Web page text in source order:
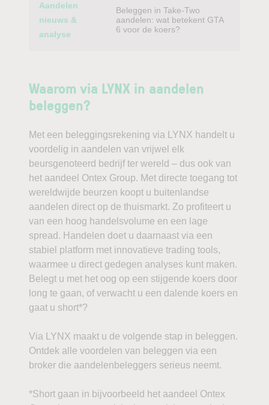
Aandelen
nieuws &
analyse
Beleggen in Take-Two
aandelen: wat betekent GTA
6 voor de koers?
Waarom via LYNX in aandelen
beleggen?
Met een beleggingsrekening via LYNX handelt u
voordelig in aandelen van vrijwel elk
beursgenoteerd bedrijf ter wereld – dus ook van
het aandeel Ontex Group. Met directe toegang tot
wereldwijde beurzen koopt u buitenlandse
aandelen direct op de thuismarkt. Zo profiteert u
van een hoog handelsvolume en een lage
spread. Handelen doet u daarnaast via een
stabiel platform met innovatieve trading tools,
waarmee u direct gedegen analyses kunt maken.
Belegt u met het oog op een stijgende koers door
long te gaan, of verwacht u een dalende koers en
gaat u short*?
Via LYNX maakt u de volgende stap in beleggen.
Ontdek alle voordelen van beleggen via een
broker die aandelenbeleggers serieus neemt.
*Short gaan in bijvoorbeeld het aandeel Ontex